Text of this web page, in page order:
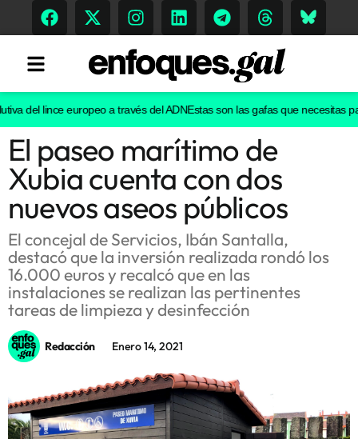
Tendencias
Memoria Histórica
Gastronomía
Escenarios
Sostenibilidad
Innova
del lince europeo a través del ADNEstas son las gafas que necesitas
El paseo marítimo de
Xubia cuenta con dos
nuevos aseos públicos
El concejal de Servicios, Ibán Santalla,
destacó que la inversión realizada rondó los
16.000 euros y recalcó que en las
instalaciones se realizan las pertinentes
tareas de limpieza y desinfección
Redacción Enero 14, 2021